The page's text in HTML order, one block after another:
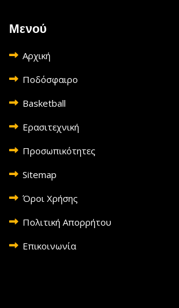
Μενού
Αρχική
Ποδόσφαιρο
Basketball
Ερασιτεχνική
Προσωπικότητες
Sitemap
Όροι Χρήσης
Πολιτική Απορρήτου
Επικοινωνία